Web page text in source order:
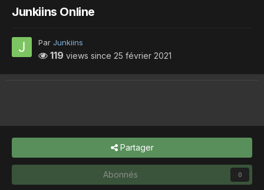
Junkiins Online
Par Junkiins
119 views since 25 février 2021
Partager
Abonnés 0